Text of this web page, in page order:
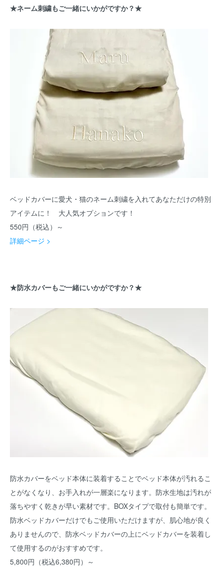
★ネーム刺繍もご一緒にいかがですか？★
ベッドカバーに愛犬・猫のネーム刺繍を入れてあなただけの特別
アイテムに！ 大人気オプションです！
550円（税込）～
詳細ページ >
★防水カバーもご一緒にいかがですか？★
防水カバーをベッド本体に装着することでベッド本体が汚れるこ
とがなくなり、お手入れが一層楽になります。防水生地は汚れが
落ちやすく乾きが早い素材です。BOXタイプで取付も簡単です。
防水ベッドカバーだけでもご使用いただけますが、肌心地が良く
ありませんので、防水ベッドカバーの上にベッドカバーを装着し
て使用するのがおすすめです。
5,800円（税込6,380円）～